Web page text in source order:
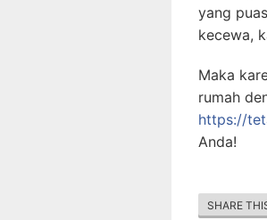
yang
kecewa,
Maka
rumah
https://
Anda!
SHARE